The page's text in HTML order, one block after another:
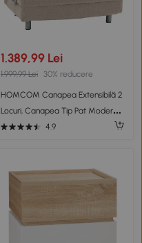
1.389,99 Lei
1.999,99 Lei 30% reducere
HOMCOM Canapea Extensibilă 2
Locuri, Canapea Tip Pat Modernă
cu 4 Perne Incluse, Cadru din Oțel
4.9